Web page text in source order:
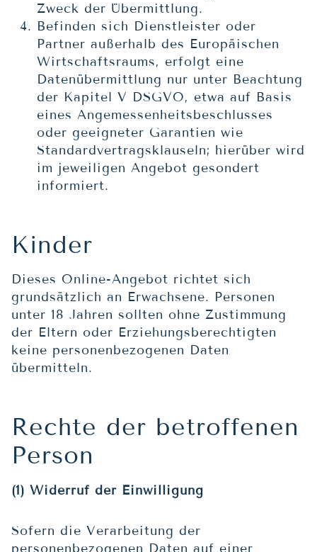
Zweck der Übermittlung.
Befinden sich Dienstleister oder
Partner außerhalb des Europäischen
Wirtschaftsraums, erfolgt eine
Datenübermittlung nur unter Beachtung
der Kapitel V DSGVO, etwa auf Basis
eines Angemessenheitsbeschlusses
oder geeigneter Garantien wie
Standardvertragsklauseln; hierüber wird
im jeweiligen Angebot gesondert
informiert.
Kinder
Dieses Online-Angebot richtet sich
grundsätzlich an Erwachsene. Personen
unter 18 Jahren sollten ohne Zustimmung
der Eltern oder Erziehungsberechtigten
keine personenbezogenen Daten
übermitteln.
Rechte der betroffenen
Person
(1) Widerruf der Einwilligung
Sofern die Verarbeitung der
personenbezogenen Daten auf einer